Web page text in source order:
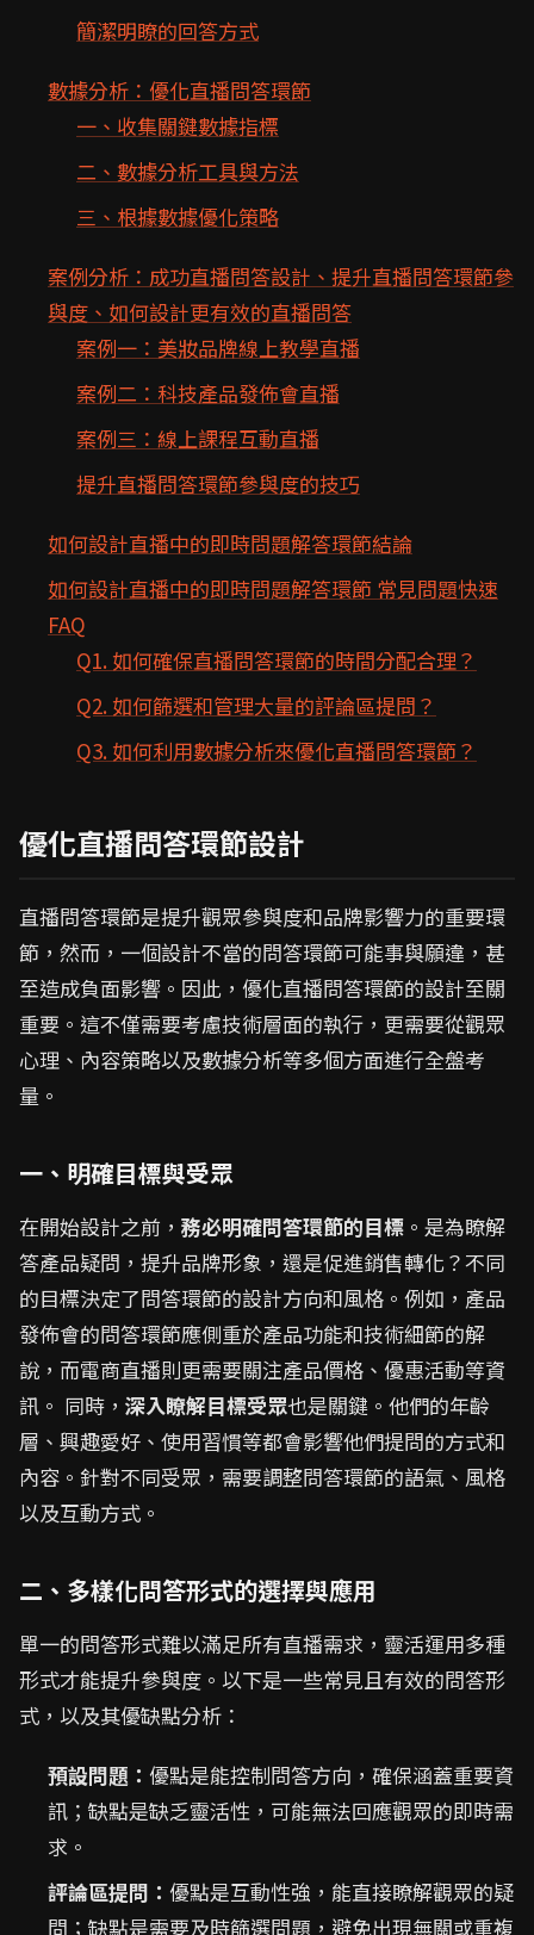
簡潔明瞭的回答方式
數據分析：優化直播問答環節
一、收集關鍵數據指標
二、數據分析工具與方法
三、根據數據優化策略
案例分析：成功直播問答設計、提升直播問答環節參
與度、如何設計更有效的直播問答
案例一：美妝品牌線上教學直播
案例二：科技產品發佈會直播
案例三：線上課程互動直播
提升直播問答環節參與度的技巧
如何設計直播中的即時問題解答環節結論
如何設計直播中的即時問題解答環節 常見問題快速
FAQ
Q1. 如何確保直播問答環節的時間分配合理？
Q2. 如何篩選和管理大量的評論區提問？
Q3. 如何利用數據分析來優化直播問答環節？
優化直播問答環節設計
直播問答環節是提升觀眾參與度和品牌影響力的重要環
節，然而，一個設計不當的問答環節可能事與願違，甚
至造成負面影響。因此，優化直播問答環節的設計至關
重要。這不僅需要考慮技術層面的執行，更需要從觀眾
心理、內容策略以及數據分析等多個方面進行全盤考
量。
一、明確目標與受眾
在開始設計之前， 務必明確問答環節的目標 。是為瞭解
答產品疑問，提升品牌形象，還是促進銷售轉化？不同
的目標決定了問答環節的設計方向和風格。例如，產品
發佈會的問答環節應側重於產品功能和技術細節的解
說，而電商直播則更需要關注產品價格、優惠活動等資
訊。 同時， 深入瞭解目標受眾也是關鍵。他們的年齡
層、興趣愛好、使用習慣等都會影響他們提問的方式和
內容。針對不同受眾，需要調整問答環節的語氣、風格
以及互動方式。
二、多樣化問答形式的選擇與應用
單一的問答形式難以滿足所有直播需求，靈活運用多種
形式才能提升參與度。以下是一些常見且有效的問答形
式，以及其優缺點分析：
預設問題： 優點是能控制問答方向，確保涵蓋重要資
訊；缺點是缺乏靈活性，可能無法回應觀眾的即時需
求。
評論區提問： 優點是互動性強，能直接瞭解觀眾的疑
問；缺點是需要及時篩選問題，避免出現無關或重複